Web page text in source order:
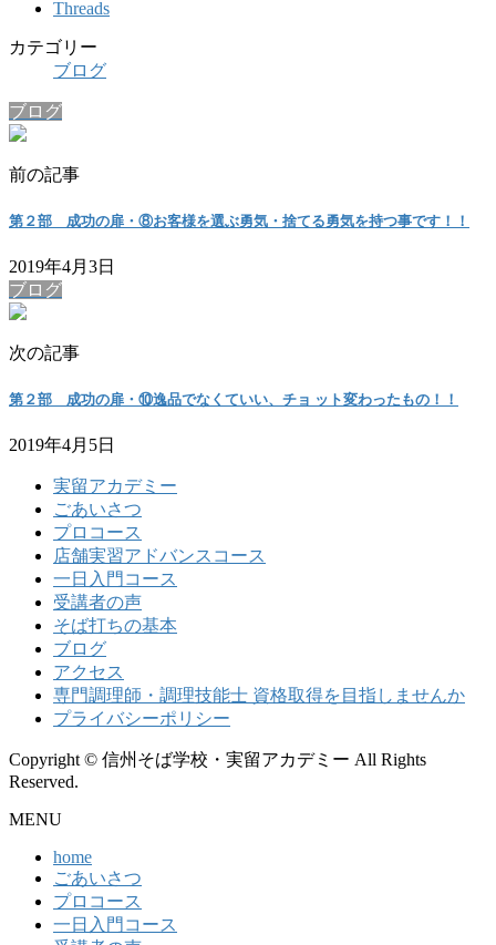
Threads
カテゴリー
ブログ
ブログ
前の記事
第２部 成功の扉・⑧お客様を選ぶ勇気・捨てる勇気を持つ事です！！
2019年4月3日
ブログ
次の記事
第２部 成功の扉・⑩逸品でなくていい、チョ ット変わったもの！！
2019年4月5日
実留アカデミー
ごあいさつ
プロコース
店舗実習アドバンスコース
一日入門コース
受講者の声
そば打ちの基本
ブログ
アクセス
専門調理師・調理技能士 資格取得を目指しませんか
プライバシーポリシー
Copyright © 信州そば学校・実留アカデミー All Rights
Reserved.
MENU
home
ごあいさつ
プロコース
一日入門コース